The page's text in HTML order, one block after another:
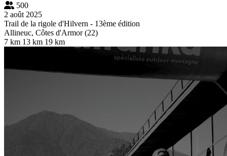
500
2 août 2025
Trail de la rigole d'Hilvern - 13ème édition
Allineuc, Côtes d'Armor (22)
7 km 13 km 19 km